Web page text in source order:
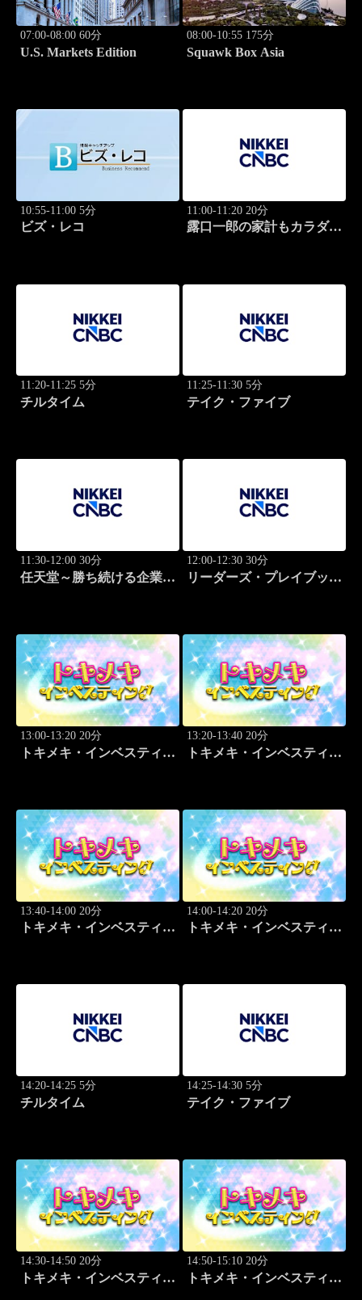
07:00-08:00 60分
U.S. Markets Edition
08:00-10:55 175分
Squawk Box Asia
10:55-11:00 5分
ビズ・レコ
11:00-11:20 20分
露口一郎の家計もカラダも
11:20-11:25 5分
チルタイム
11:25-11:30 5分
テイク・ファイブ
11:30-12:00 30分
任天堂～勝ち続ける企業の
12:00-12:30 30分
リーダーズ・プレイブック
13:00-13:20 20分
トキメキ・インベスティン
13:20-13:40 20分
トキメキ・インベスティン
13:40-14:00 20分
トキメキ・インベスティン
14:00-14:20 20分
トキメキ・インベスティン
14:20-14:25 5分
チルタイム
14:25-14:30 5分
テイク・ファイブ
14:30-14:50 20分
トキメキ・インベスティン
14:50-15:10 20分
トキメキ・インベスティン